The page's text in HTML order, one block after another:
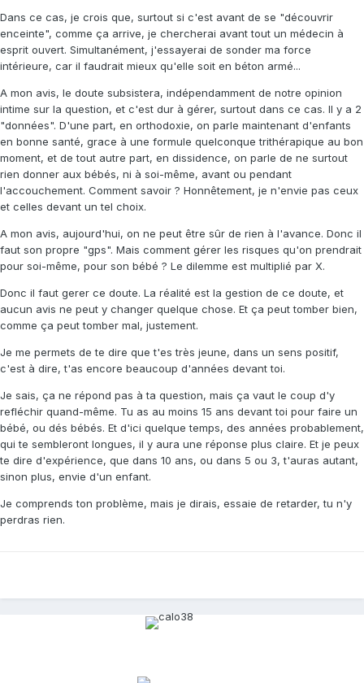
Dans ce cas, je crois que, surtout si c'est avant de se "découvrir
enceinte", comme ça arrive, je chercherai avant tout un médecin à
esprit ouvert. Simultanément, j'essayerai de sonder ma force
intérieure, car il faudrait mieux qu'elle soit en béton armé...
A mon avis, le doute subsistera, indépendamment de notre opinion
intime sur la question, et c'est dur à gérer, surtout dans ce cas. Il y a 2
"données". D'une part, en orthodoxie, on parle maintenant d'enfants
en bonne santé, grace à une formule quelconque trithérapique au bon
moment, et de tout autre part, en dissidence, on parle de ne surtout
rien donner aux bébés, ni à soi-même, avant ou pendant
l'accouchement. Comment savoir ? Honnêtement, je n'envie pas ceux
et celles devant un tel choix.
A mon avis, aujourd'hui, on ne peut être sûr de rien à l'avance. Donc il
faut son propre "gps". Mais comment gérer les risques qu'on prendrait
pour soi-même, pour son bébé ? Le dilemme est multiplié par X.
Donc il faut gerer ce doute. La réalité est la gestion de ce doute, et
aucun avis ne peut y changer quelque chose. Et ça peut tomber bien,
comme ça peut tomber mal, justement.
Je me permets de te dire que t'es très jeune, dans un sens positif,
c'est à dire, t'as encore beaucoup d'années devant toi.
Je sais, ça ne répond pas à ta question, mais ça vaut le coup d'y
refléchir quand-même. Tu as au moins 15 ans devant toi pour faire un
bébé, ou dés bébés. Et d'ici quelque temps, des années probablement,
qui te sembleront longues, il y aura une réponse plus claire. Et je peux
te dire d'expérience, que dans 10 ans, ou dans 5 ou 3, t'auras autant,
sinon plus, envie d'un enfant.
Je comprends ton problème, mais je dirais, essaie de retarder, tu n'y
perdras rien.